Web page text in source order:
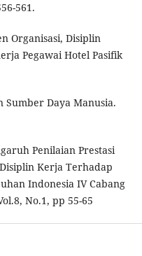
561.
Organisasi, Disiplin
Pegawai Hotel Pasifik
Sumber Daya Manusia.
Penilaian Prestasi
Kerja Terhadap
Indonesia IV Cabang
No.1, pp 55-65